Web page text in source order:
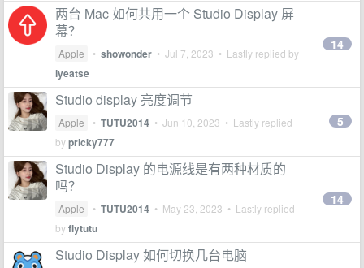
两台 Mac 如何共用一个 Studio Display 屏
幕？
Apple • showonder • Jul 7, 2023 • Lastly replied by
iyeatse
14
Studio display 亮度调节
Apple • TUTU2014 • Jun 10, 2023 • Lastly replied
bypricky777
5
Studio Display 的电源线是有两种材质的
吗？
Apple • TUTU2014 • May 23, 2023 • Lastly replied
byflytutu
14
Studio Display 如何切换几台电脑